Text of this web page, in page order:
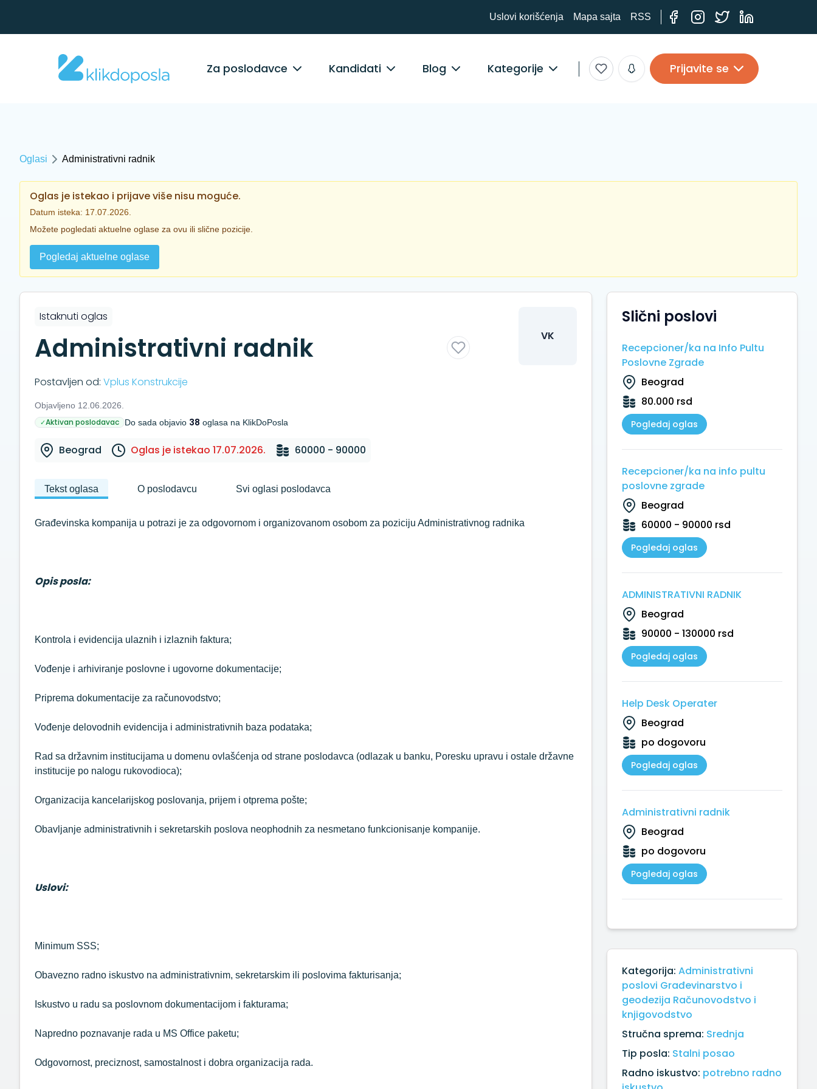
Uslovi korišćenja Mapa sajta RSS
Za poslodavce Kandidati Blog Kategorije Prijavite se
Oglasi Administrativni radnik
Oglas je istekao i prijave više nisu moguće.
Datum isteka: 17.07.2026.
Možete pogledati aktuelne oglase za ovu ili slične pozicije.
Pogledaj aktuelne oglase
Istaknuti oglas
Administrativni radnik VK
Postavljen od: Vplus Konstrukcije
Objavljeno 12.06.2026.
✓Aktivan poslodavac Do sada objavio 38 oglasa na KlikDoPosla
Beograd Oglas je istekao 17.07.2026. 60000 - 90000
Tekst oglasa O poslodavcu Svi oglasi poslodavca
Građevinska kompanija u potrazi je za odgovornom i organizovanom osobom za poziciju Administrativnog radnika
Opis posla:
Kontrola i evidencija ulaznih i izlaznih faktura;
Vođenje i arhiviranje poslovne i ugovorne dokumentacije;
Priprema dokumentacije za računovodstvo;
Vođenje delovodnih evidencija i administrativnih baza podataka;
Rad sa državnim institucijama u domenu ovlašćenja od strane poslodavca (odlazak u banku, Poresku upravu i ostale državne
institucije po nalogu rukovodioca);
Organizacija kancelarijskog poslovanja, prijem i otprema pošte;
Obavljanje administrativnih i sekretarskih poslova neophodnih za nesmetano funkcionisanje kompanije.
Uslovi:
Minimum SSS;
Obavezno radno iskustvo na administrativnim, sekretarskim ili poslovima fakturisanja;
Iskustvo u radu sa poslovnom dokumentacijom i fakturama;
Napredno poznavanje rada u MS Office paketu;
Odgovornost, preciznost, samostalnost i dobra organizacija rada.
Slični poslovi
Recepcioner/ka na Info Pultu
Poslovne Zgrade
Beograd
80.000 rsd
Pogledaj oglas
Recepcioner/ka na info pultu
poslovne zgrade
Beograd
60000 - 90000 rsd
Pogledaj oglas
ADMINISTRATIVNI RADNIK
Beograd
90000 - 130000 rsd
Pogledaj oglas
Help Desk Operater
Beograd
po dogovoru
Pogledaj oglas
Administrativni radnik
Beograd
po dogovoru
Pogledaj oglas
Kategorija: Administrativni
poslovi Građevinarstvo i
geodezija Računovodstvo i
knjigovodstvo
Stručna sprema: Srednja
Tip posla: Stalni posao
Radno iskustvo: potrebno radno